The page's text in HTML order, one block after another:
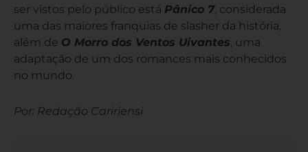
ser vistos pelo público está Pânico 7, considerada
uma das maiores franquias de slasher da história,
além de O Morro dos Ventos Uivantes , uma
adaptação de um dos romances mais conhecidos
no mundo.
Por: Redação Caririensi